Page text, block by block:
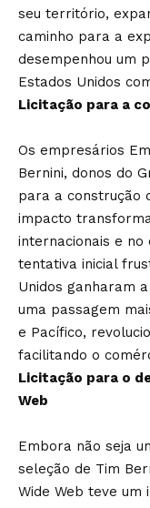
seu território,
caminho para a
desempenhou um
Estados Unidos
Licitação para a
Os empresários
Bernini, donos do
para a construção
impacto
internacionais e no
tentativa inicial
Unidos ganharam
uma passagem
e Pacífico,
facilitando o
Licitação para o
Web
Embora não seja
seleção de Tim
Wide Web teve